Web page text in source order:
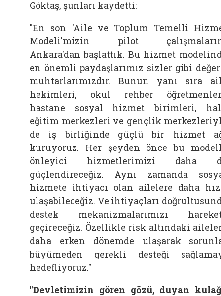
Göktaş, şunları kaydetti:
"En son 'Aile ve Toplum Temelli
Modeli'mizin pilot
Ankara'dan başlattık. Bu hizmet
en önemli paydaşlarımız sizler gibi
muhtarlarımızdır. Bunun yanı sıra
hekimleri, okul rehber
hastane sosyal hizmet birimleri,
eğitim merkezleri ve gençlik
de iş birliğinde güçlü bir hizmet
kuruyoruz. Her şeyden önce bu
önleyici hizmetlerimizi daha
güçlendireceğiz. Aynı zamanda
hizmete ihtiyacı olan ailelere daha
ulaşabileceğiz. Ve ihtiyaçları
destek mekanizmalarımızı
geçireceğiz. Özellikle risk altındaki
daha erken dönemde ulaşarak
büyümeden gerekli desteği
hedefliyoruz."
"Devletimizin gören gözü, duyan